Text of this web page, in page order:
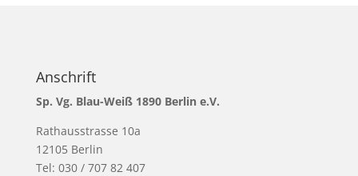
Anschrift
Sp. Vg. Blau-Weiß 1890 Berlin e.V.
Rathausstrasse 10a
12105 Berlin
Tel: 030 / 707 82 407